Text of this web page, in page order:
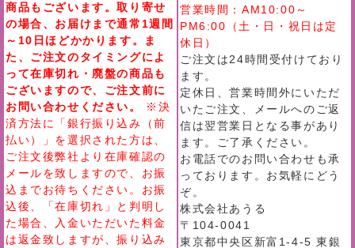
商品もございます。取り寄せ
の場合、お届けまで通常1週間
～10日ほどかかります。ま
た、ご注文のタイミングによ
って在庫切れ・廃盤の商品も
ございますので、ご注文前に
お問い合わせください。
※決
済方法に「銀行振り込み（前
払い）」を選択された方は、
ご注文後弊社より在庫確認の
メールを致しますので、お振
込までお待ちください。お振
込後、「在庫切れ」と判明し
た場合、入金いただいた料金
は返金致しますが、振り込み
営業時間：AM10:00～
PM6:00（土・日・祝日は定
休日）
ご注文は24時間受付けており
ます。
定休日、営業時間外にいただ
いたご注文、メールへのご返
信は翌営業日となる事があり
ます。ご了承ください。
お電話でのお問い合わせも承
っております。お気軽にどう
ぞ。
株式会社あうる
〒104-0041
東京都中央区新富1-4-5 東銀